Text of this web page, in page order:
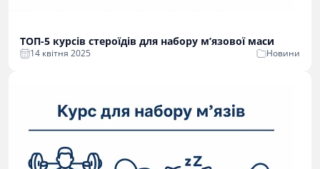
ТОП-5 курсів стероїдів для набору м’язової маси
14 квітня 2025 Новини